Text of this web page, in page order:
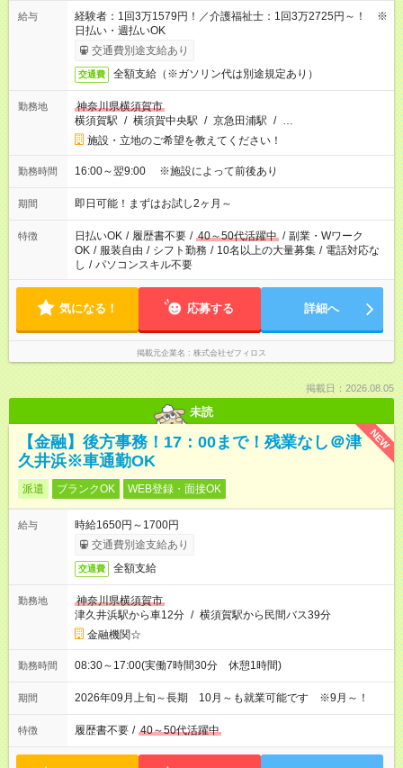
給与
経験者：1回3万1579円！／介護福祉士：1回3万2725円～！ ※
日払い・週払いOK
交通費別途支給あり
交通費 全額支給（※ガソリン代は別途規定あり）
勤務地
神奈川県横須賀市
横須賀駅 / 横須賀中央駅 / 京急田浦駅 / …
施設・立地のご希望を教えてください！
勤務時間 16:00～翌9:00 ※施設によって前後あり
期間 即日可能！まずはお試し2ヶ月～
特徴 日払いOK / 履歴書不要 / 40～50代活躍中 / 副業・Wワーク
OK / 服装自由 / シフト勤務 / 10名以上の大量募集 / 電話対応な
し / パソコンスキル不要
気になる！ 応募する 詳細へ
掲載元企業名 株式会社ゼフィロス
掲載日：2026.08.05
未読
NEW
【金融】後方事務！17：00まで！残業なし＠津
久井浜※車通勤OK
派遣 ブランクOK WEB登録・面接OK
給与
時給1650円～1700円
交通費別途支給あり
交通費 全額支給
勤務地
神奈川県横須賀市
津久井浜駅から車12分 / 横須賀駅から民間バス39分
金融機関☆
勤務時間 08:30～17:00(実働7時間30分 休憩1時間)
期間 2026年09月上旬～長期 10月～も就業可能です ※9月～！
特徴 履歴書不要 / 40～50代活躍中